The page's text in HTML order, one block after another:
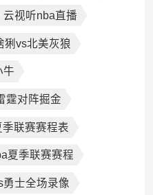
云视听nba直播
猁vs北美灰狼
牛
霆对阵掘金
季联赛赛程表
夏季联赛赛程
勇士全场录像